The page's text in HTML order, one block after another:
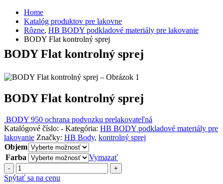
Home
Katalóg produktov pre lakovne
Rôzne, HB BODY podkladové materiály pre lakovanie
BODY Flat kontrolný sprej
BODY Flat kontrolný sprej
BODY Flat kontrolný sprej
BODY 950 ochrana podvozku prelakovateľná
Katalógové číslo: - Kategória: HB BODY podkladové materiály pre
lakovanie Značky: HB Body, kontrolný sprej
Objem
Farba
Vymazať
- +
Spýtať sa na cenu